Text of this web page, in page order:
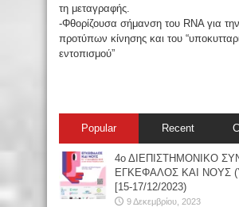
τη μεταγραφής.
-Φθορίζουσα σήμανση του RNA για
προτύπων κίνησης και του
εντοπισμού”
Popular Recent
4ο ΔΙΕΠΙΣΤΗΜΟΝΙΚΟ
ΕΓΚΕΦΑΛΟΣ ΚΑΙ ΝΟΥΣ
[15-17/12/2023)
9 Δεκεμβρίου, 2023